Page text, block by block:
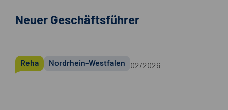
Neuer Geschäftsführer
Reha Nordrhein-Westfalen 02/2026